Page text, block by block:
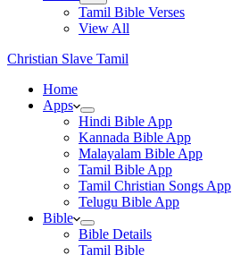
Tamil Bible Verses
View All
Christian Slave Tamil
Home
Apps
Hindi Bible App
Kannada Bible App
Malayalam Bible App
Tamil Bible App
Tamil Christian Songs App
Telugu Bible App
Bible
Bible Details
Tamil Bible